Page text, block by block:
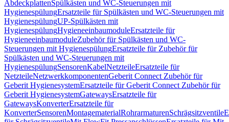
AbdeckplattenSpülkästen und WC-Steuerungen mit
HygienespülungErsatzteile für Spülkästen und WC-Steuerungen mit
HygienespülungUP-Spülkästen mit
HygienespülungHygieneeinbaumoduleErsatzteile für
HygieneeinbaumoduleZubehör für Spülkästen und WC-
Steuerungen mit HygienespülungErsatzteile für Zubehör für
Spülkästen und WC-Steuerungen mit
HygienespülungSensorenKabelNetzteileErsatzteile für
NetzteileNetzwerkkomponentenGeberit Connect Zubehör für
Geberit HygienesystemErsatzteile für Geberit Connect Zubehör für
Geberit HygienesystemGatewaysErsatzteile für
GatewaysKonverterErsatzteile für
KonverterSensorenMontagematerialRohrarmaturenSchrägsitzventile